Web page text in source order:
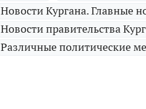
Новости Кургана. Главные
Новости правительства
Различные политические